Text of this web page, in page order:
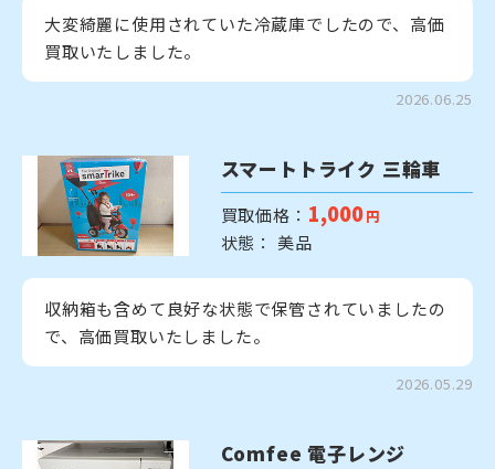
大変綺麗に使用されていた冷蔵庫でしたので、高価
買取いたしました。
2026.06.25
スマートトライク 三輪車
買取価格： 1,000 円
状態： 美品
収納箱も含めて良好な状態で保管されていましたの
で、高価買取いたしました。
2026.05.29
Comfee 電子レンジ